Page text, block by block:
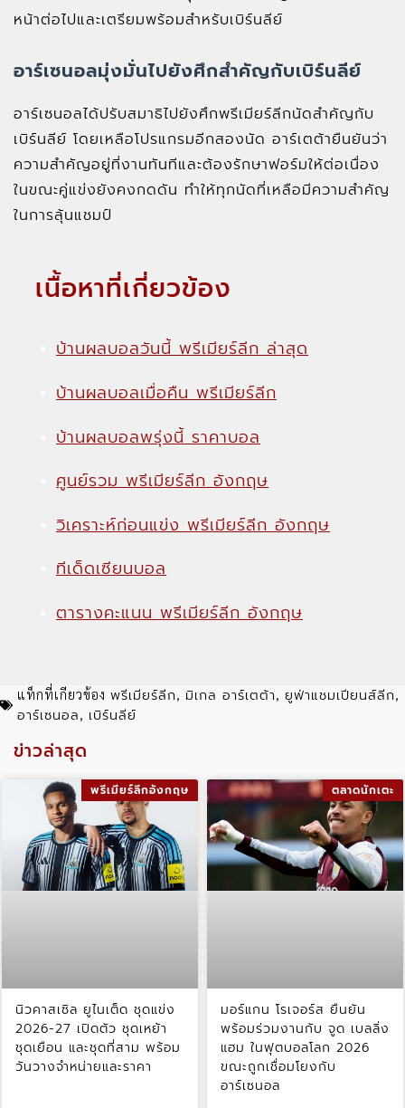
หน้าต่อไปและเตรียมพร้อมสำหรับเบิร์นลีย์
อาร์เซนอลมุ่งมั่นไปยังศึกสำคัญกับเบิร์นลีย์
อาร์เซนอลได้ปรับสมาธิไปยังศึกพรีเมียร์ลีกนัดสำคัญกับ
เบิร์นลีย์ โดยเหลือโปรแกรมอีกสองนัด อาร์เตต้ายืนยันว่า
ความสำคัญอยู่ที่งานทันทีและต้องรักษาฟอร์มให้ต่อเนื่อง
ในขณะคู่แข่งยังคงกดดัน ทำให้ทุกนัดที่เหลือมีความสำคัญ
ในการลุ้นแชมป์
เนื้อหาที่เกี่ยวข้อง
บ้านผลบอลวันนี้ พรีเมียร์ลีก ล่าสุด
บ้านผลบอลเมื่อคืน พรีเมียร์ลีก
บ้านผลบอลพรุ่งนี้ ราคาบอล
ศูนย์รวม พรีเมียร์ลีก อังกฤษ
วิเคราะห์ก่อนแข่ง พรีเมียร์ลีก อังกฤษ
ทีเด็ดเซียนบอล
ตารางคะแนน พรีเมียร์ลีก อังกฤษ
แท็กที่เกียวข้อง พรีเมียร์ลีก, มิเกล อาร์เตต้า, ยูฟ่าแชมเปียนส์ลีก,
อาร์เซนอล, เบิร์นลีย์
ข่าวล่าสุด
พรีเมียร์ลีกอังกฤษ
นิวคาสเซิล ยูไนเต็ด ชุดแข่ง
2026-27 เปิดตัว ชุดเหย้า
ชุดเยือน และชุดที่สาม พร้อม
วันวางจำหน่ายและราคา
ตลาดนักเตะ
มอร์แกน โรเจอร์ส ยืนยัน
พร้อมร่วมงานกับ จูด เบลลิ่ง
แฮม ในฟุตบอลโลก 2026
ขณะถูกเชื่อมโยงกับ
อาร์เซนอล